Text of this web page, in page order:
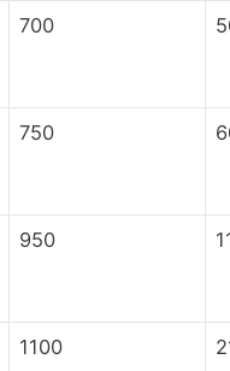
700
750
950
1100